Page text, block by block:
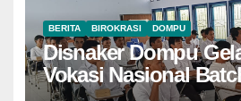
BERITA BIROKRASI DOMPU
Disnaker Dompu
Vokasi Nasional